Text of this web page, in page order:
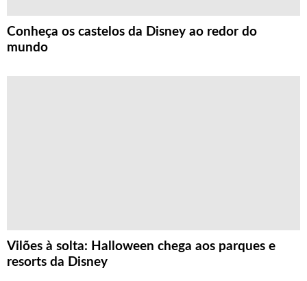
Conheça os castelos da Disney ao redor do
mundo
Vilões à solta: Halloween chega aos parques e
resorts da Disney